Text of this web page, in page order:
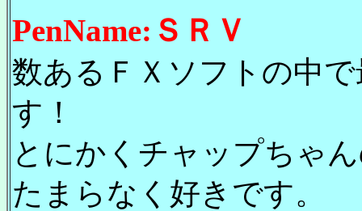
PenName:ＳＲＶ
数あるＦＸソフトの中
す！
とにかくチャップちゃ
たまらなく好きです。